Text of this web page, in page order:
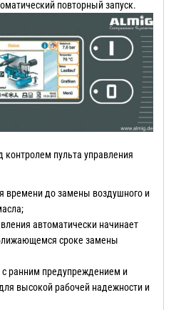
повторный запуск.
контролем пульта управления
времени до замены воздушного и
автоматически начинает
сроке замены
ранним предупреждением и
высокой рабочей надежности и